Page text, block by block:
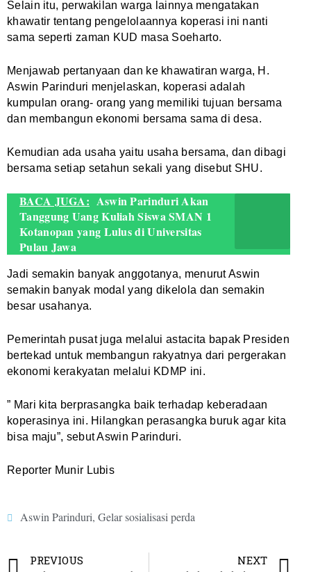
Selain itu, perwakilan warga lainnya mengatakan
khawatir tentang pengelolaannya koperasi ini nanti
sama seperti zaman KUD masa Soeharto.
Menjawab pertanyaan dan ke khawatiran warga, H.
Aswin Parinduri menjelaskan, koperasi adalah
kumpulan orang- orang yang memiliki tujuan bersama
dan membangun ekonomi bersama sama di desa.
Kemudian ada usaha yaitu usaha bersama, dan dibagi
bersama setiap setahun sekali yang disebut SHU.
BACA JUGA: Aswin Parinduri Akan
Tanggung Uang Kuliah Siswa SMAN 1
Kotanopan yang Lulus di Universitas
Pulau Jawa
Jadi semakin banyak anggotanya, menurut Aswin
semakin banyak modal yang dikelola dan semakin
besar usahanya.
Pemerintah pusat juga melalui astacita bapak Presiden
bertekad untuk membangun rakyatnya dari pergerakan
ekonomi kerakyatan melalui KDMP ini.
” Mari kita berprasangka baik terhadap keberadaan
koperasinya ini. Hilangkan perasangka buruk agar kita
bisa maju”, sebut Aswin Parinduri.
Reporter Munir Lubis
Aswin Parinduri, Gelar sosialisasi perda
PREVIOUS NEXT